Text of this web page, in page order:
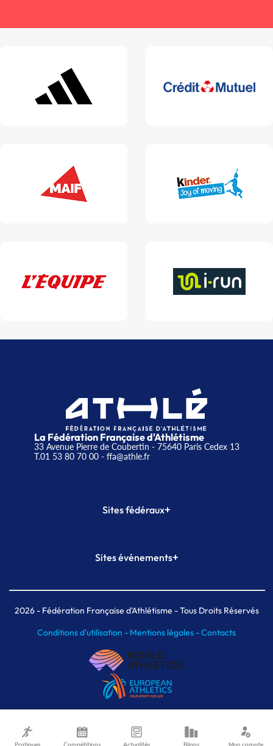
La Fédération Française d'Athlétisme
33 Avenue Pierre de Coubertin - 75640 Paris Cedex 13
T.01 53 80 70 00- ffa@athle.fr
Sites fédéraux+
Plateforme Formation
Sites événements+
Meeting de Paris indoor
MAIF Ekiden de Paris
2026- Fédération Française d'Athlétisme - Tous Droits Réservés
Conditions d'utilisation - Mentions légales -Contacts
Pratiques Compétitions Actualités Bilans Mon compte